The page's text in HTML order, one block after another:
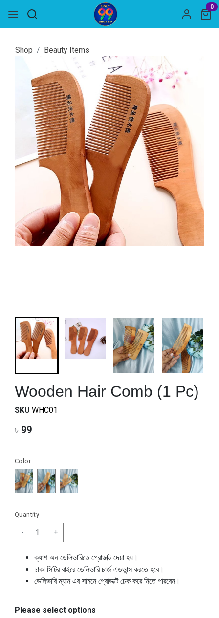
0
Shop Beauty Items
Wooden Hair Comb (1 Pc)
SKU WHC01
৳ 99
Color
Quantity
- +
ক্যাশ অন ডেলিভারিতে প্রোডাক্ট দেয়া হয়।
ঢাকা সিটির বাইরে ডেলিভারি চার্জ এডভান্স করতে হবে।
ডেলিভারি ম্যান এর সামনে প্রোডাক্ট চেক করে নিতে পারবেন।
Please select options